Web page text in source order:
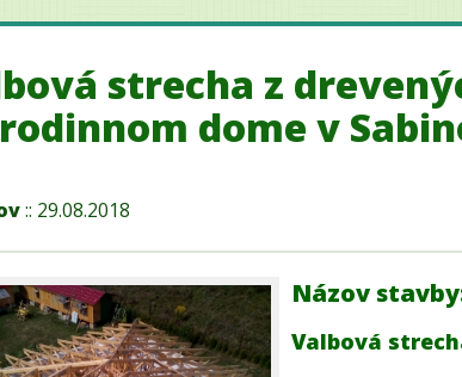
strecha z
dome v
:: 29.08.2018
Názov
Valbová